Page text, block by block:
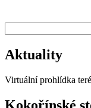
Aktuality
Virtuální prohlídka
Kokořínské